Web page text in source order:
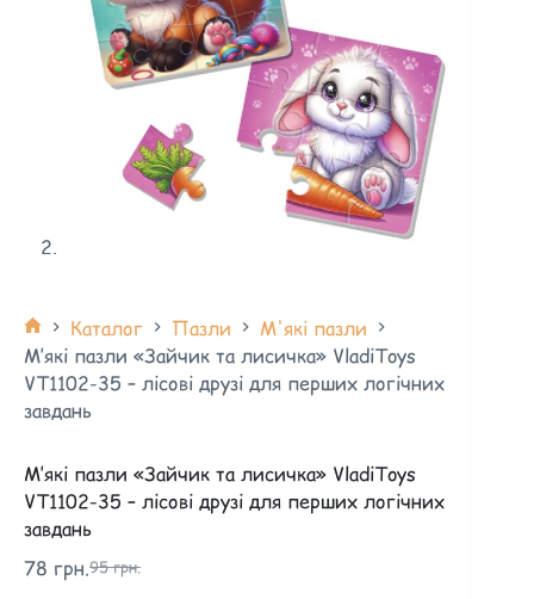
Каталог Пазли
М'які пазли
М’які пазли «Зайчик та лисичка» VladiToys
VT1102-35 – лісові друзі для перших логічних
завдань
М’які пазли «Зайчик та лисичка» VladiToys
VT1102-35 – лісові друзі для перших логічних
завдань
95грн.
78 грн.